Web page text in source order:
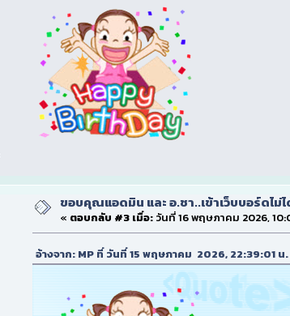
ขอบคุณแอดมิน และ อ.ชา..เข้าเว็บบอร์ดไม่
« ตอบกลับ #3 เมื่อ:วันที่ 16 พฤษภาคม 2026,
อ้างจาก: MP ที่ วันที่ 15 พฤษภาคม 2026, 22:39:01 น.